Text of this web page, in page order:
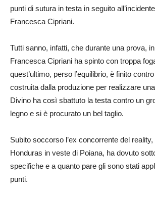
punti di sutura in testa in seguito
Francesca Cipriani.
Tutti sanno, infatti, che durante una prova,
Francesca Cipriani ha spinto con troppa
quest’ultimo, perso l’equilibrio, è finito
costruita dalla produzione per realizzare
Divino ha così sbattuto la testa contro un
legno e si è procurato un bel taglio.
Subito soccorso l’ex concorrente del reality,
Honduras in veste di Poiana, ha dovuto
specifiche e a quanto pare gli sono stati
punti.